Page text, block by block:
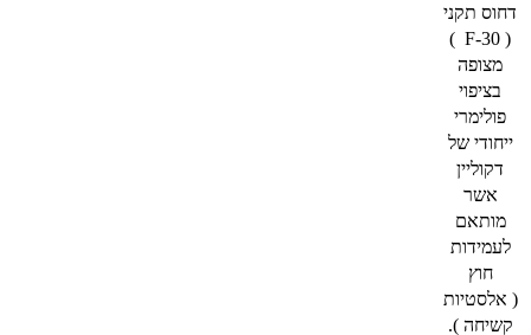
דחוס תקני
( F-30 )
מצופה
בציפוי
פולימרי
ייחודי של
דקוליין
אשר
מותאם
לעמידות
חוץ
( אלסטיות
קשיחה ).